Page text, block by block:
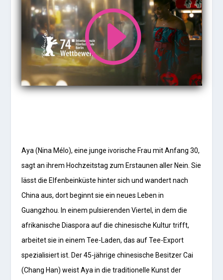
Aya (Nina Mélo), eine junge ivorische Frau mit Anfang 30,
sagt an ihrem Hochzeitstag zum Erstaunen aller Nein. Sie
lässt die Elfenbeinküste hinter sich und wandert nach
China aus, dort beginnt sie ein neues Leben in
Guangzhou. In einem pulsierenden Viertel, in dem die
afrikanische Diaspora auf die chinesische Kultur trifft,
arbeitet sie in einem Tee-Laden, das auf Tee-Export
spezialisiert ist. Der 45-jährige chinesische Besitzer Cai
(Chang Han) weist Aya in die traditionelle Kunst der